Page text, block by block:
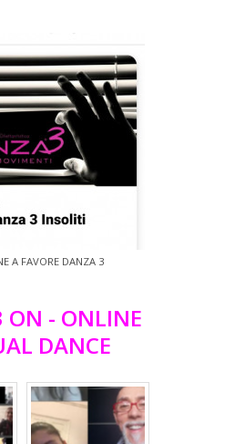
A FAVORE DANZA 3
ON - ONLINE
DANCE